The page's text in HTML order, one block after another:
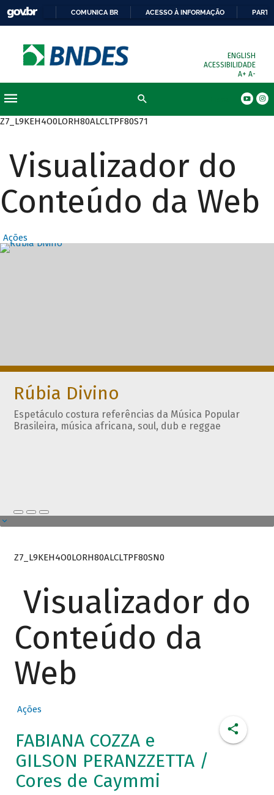
COMUNICA BR ACESSO À INFORMAÇÃO
ENGLISH
ACESSIBILIDADE
A+ A-
Z7_L9KEH4O0LORH80ALCLTPF80S71
Visualizador do
Conteúdo da Web
Ações
Destaques
Rúbia Divino
Espetáculo costura referências da Música Popular
Brasileira, música africana, soul, dub e reggae
Z7_L9KEH4O0LORH80ALCLTPF80SN0
Visualizador do
Conteúdo da
Web
Ações
FABIANA COZZA e
GILSON PERANZZETTA /
Cores de Caymmi